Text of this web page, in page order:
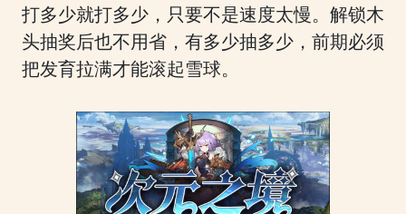
打多少就打多少，只要不是速度太慢。解锁木
头抽奖后也不用省，有多少抽多少，前期必须
把发育拉满才能滚起雪球。